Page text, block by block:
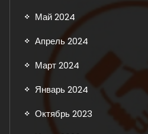
Май 2024
Апрель 2024
Март 2024
Январь 2024
Октябрь 2023